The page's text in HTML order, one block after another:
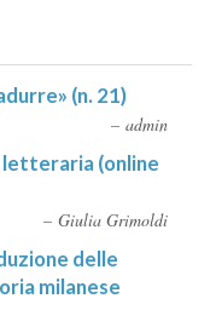
(n. 21)
admin
(online
Giulia Grimoldi
delle
milanese